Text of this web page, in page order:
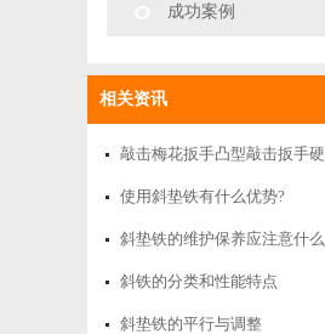
成功案例
相关资讯
使用斜垫铁有什么优势?
斜垫铁的维护保养应注意什么
斜铁的分类和性能特点
斜垫铁的平行与调整